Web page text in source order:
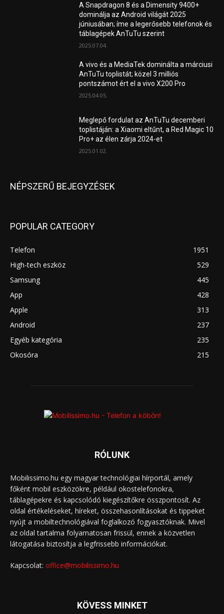
A Snapdragon 8 és a Dimensity 9400+
dominálja az Android világát 2025
júniusában; íme a legerősebb telefonok és
táblagépek AnTuTu szerint
2025.07.04.
A vivo és a MediaTek dominálta a márciusi
AnTuTu toplistát; közel 3 milliós
pontszámot ért el a vivo X200 Pro
2025.04.05.
Meglepő fordulat az AnTuTu decemberi
toplistáján: a Xiaomi eltűnt, a Red Magic 10
Pro+ az élen zárja 2024-et
2025.01.02.
NÉPSZERŰ BEJEGYZÉSEK
POPULAR CATEGORY
Telefon
1951
High-tech eszköz
529
Samsung
445
App
428
Apple
313
Android
237
Egyéb kategória
235
Okosóra
215
RÓLUNK
Mobilissimo.hu egy magyar technológiai hírportál, amely
főként mobil eszközökre, például okostelefonokra,
táblagépekre és kapcsolódó kiegészítőkre összpontosít. Az
oldal értékeléseket, híreket, összehasonlításokat és tippeket
nyújt a mobiltechnológiával foglalkozó fogyasztóknak. Mivel
az oldal tartalma folyamatosan frissül, ennek a közvetlen
látogatása biztosítja a legfrissebb információkat.
Kapcsolat: office@mobilissimo.hu
KÖVESS MINKET